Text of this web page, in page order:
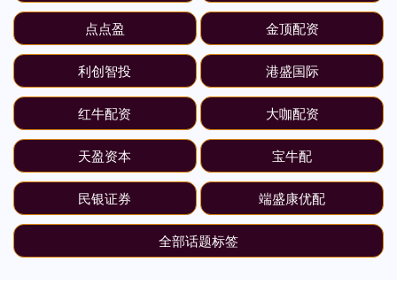
点点盈 金顶配资
利创智投 港盛国际
红牛配资 大咖配资
天盈资本 宝牛配
民银证券 端盛康优配
全部话题标签